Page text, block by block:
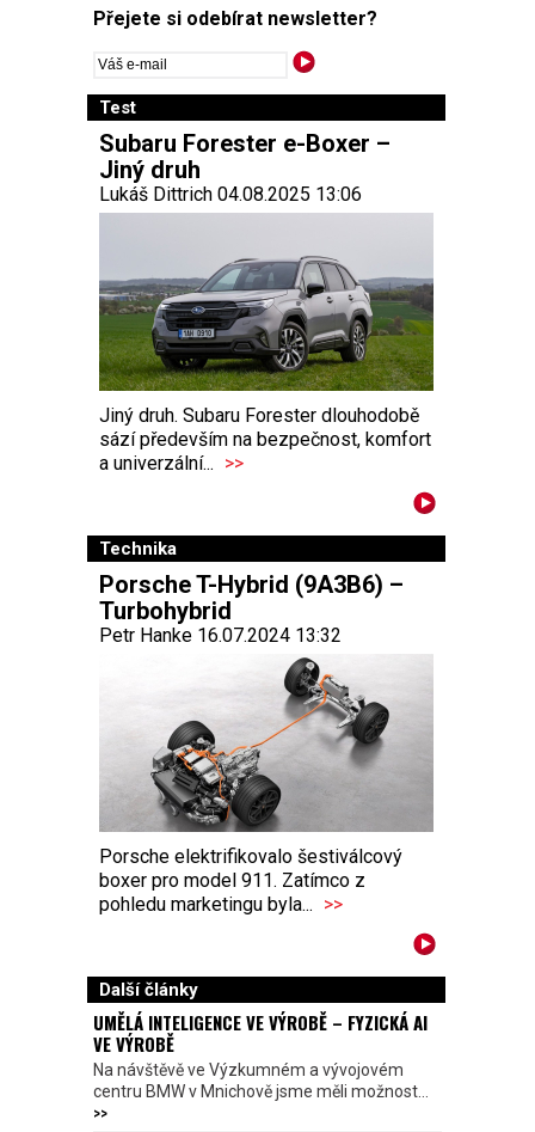
Přejete si odebírat newsletter?
Test
Subaru Forester e-Boxer –
Jiný druh
Lukáš Dittrich 04.08.2025 13:06
Jiný druh. Subaru Forester dlouhodobě
sází především na bezpečnost, komfort
a univerzální... >>
Technika
Porsche T-Hybrid (9A3B6) –
Turbohybrid
Petr Hanke 16.07.2024 13:32
Porsche elektrifikovalo šestiválcový
boxer pro model 911. Zatímco z
pohledu marketingu byla... >>
Další články
UMĚLÁ INTELIGENCE VE VÝROBĚ – FYZICKÁ AI
VE VÝROBĚ
Na návštěvě ve Výzkumném a vývojovém
centru BMW v Mnichově jsme měli možnost...
>>